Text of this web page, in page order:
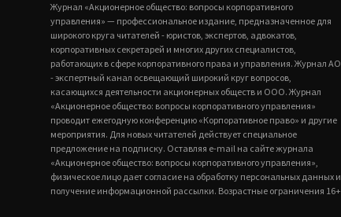
Журнал «Акционерное общество: вопросы корпоративного
управления» — профессиональное издание, предназначенное для
широкого круга читателей - юристов, экспертов, адвокатов,
корпоративных секретарей и многих других специалистов,
работающих в сфере корпоративного права и управления. Журнал АО
- экспертный канал освещающий широкий круг вопросов,
касающихся деятельности акционерных обществ и ООО. Журнал
«Акционерное общество: вопросы корпоративного управления»
проводит ежегодную конференцию «Корпоративное право» и другие
мероприятия. Для новых читателей действует специальное
предложение на подписку. Оставляя e-mail на сайте журнала
«Акционерное общество: вопросы корпоративного управления»,
физическое лицо дает согласие на обработку персональных данных и
получение информационной рассылки. Возрастные ограничения 16+